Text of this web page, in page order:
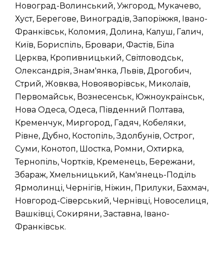
Новоград-Волинський, Ужгород, Мукачево,
Хуст, Берегове, Виноградів, Запоріжжя, Івано-
Франківськ, Коломия, Долина, Калуш, Галич,
Київ, Бориспіль, Бровари, Фастів, Біла
Церква, Кропивницький, Світловодськ,
Олександрія, Знам'янка, Львів, Дрогобич,
Стрий, Жовква, Новояворівськ, Миколаїв,
Первомайськ, Вознесенськ, Южноукраїнськ,
Нова Одеса, Одеса, Південний Полтава,
Кременчук, Миргород, Гадяч, Кобеляки,
Рівне, Дубно, Костопіль, Здолбунів, Острог,
Суми, Конотоп, Шостка, Ромни, Охтирка,
Тернопіль, Чортків, Кременець, Бережани,
Збараж, Хмельницький, Кам'янець-Поділь
Ярмолинці, Чернігів, Ніжин, Прилуки, Бахмач,
Новгород-Сіверський, Чернівці, Новоселиця,
Вашківці, Сокиряни, Заставна, Івано-
Франківськ.